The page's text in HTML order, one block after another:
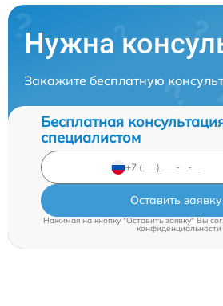
Нужна
Закажите бесплатную
Бесплатная
специалистом
Оставить заявку
Нажимая на кнопку "Оставить заявку" Вы
конфиденциальности